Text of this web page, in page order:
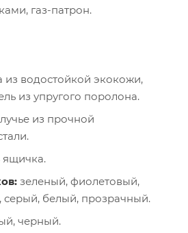
газ-патрон.
из водостойкой экокожи,
из упругого поролона.
из прочной
ящичка.
зеленый, фиолетовый,
серый, белый, прозрачный.
черный.